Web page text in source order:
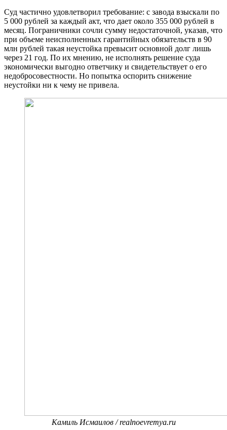
Суд частично удовлетворил требование: с завода взыскали по
5 000 рублей за каждый акт, что дает около 355 000 рублей в
месяц. Пограничники сочли сумму недостаточной, указав, что
при объеме неисполненных гарантийных обязательств в 90
млн рублей такая неустойка превысит основной долг лишь
через 21 год. По их мнению, не исполнять решение суда
экономически выгодно ответчику и свидетельствует о его
недобросовестности. Но попытка оспорить снижение
неустойки ни к чему не привела.
Камиль Исмаилов / realnoevremya.ru